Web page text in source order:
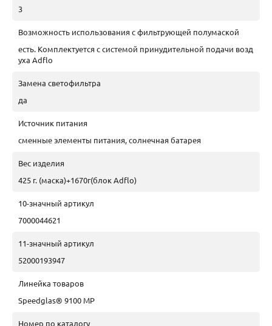
3
Возможность использования с фильтрующей полумаской
есть. Комплектуется с системой принудительной подачи возд
уха Adflo
Замена светофильтра
да
Источник питания
сменные элементы питания, солнечная батарея
Вес изделия
425 г. (маска)+1670г(блок Adflo)
10-значный артикул
7000044621
11-значный артикул
52000193947
Линейка товаров
Speedglas® 9100 MP
Номер по каталогу